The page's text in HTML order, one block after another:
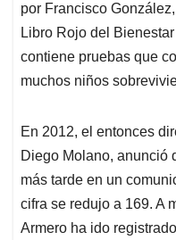
por Francisco
Libro Rojo del
contiene pruebas que
muchos niños
En 2012, el entonces
Diego Molano, anunció
más tarde en un
cifra se redujo a 169. A
Armero ha ido